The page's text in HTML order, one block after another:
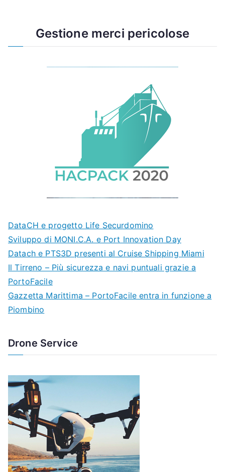
Gestione merci pericolose
DataCH e progetto Life Securdomino
Sviluppo di MONI.C.A. e Port Innovation Day
Datach e PTS3D presenti al Cruise Shipping Miami
Il Tirreno – Più sicurezza e navi puntuali grazie a
PortoFacile
Gazzetta Marittima – PortoFacile entra in funzione a
Piombino
Drone Service